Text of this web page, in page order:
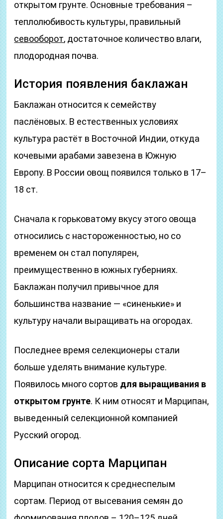
открытом грунте. Основные требования –
теплолюбивость культуры, правильный
севооборот, достаточное количество влаги,
плодородная почва.
История появления баклажан
Баклажан относится к семейству
паслёновых. В естественных условиях
культура растёт в Восточной Индии, откуда
кочевыми арабами завезена в Южную
Европу. В России овощ появился только в 17–
18 ст.
Сначала к горьковатому вкусу этого овоща
относились с настороженностью, но со
временем он стал популярен,
преимущественно в южных губерниях.
Баклажан получил привычное для
большинства название — «синенькие» и
культуру начали выращивать на огородах.
Последнее время селекционеры стали
больше уделять внимание культуре.
Появилось много сортов для выращивания в
открытом грунте. К ним относят и Марципан,
выведенный селекционной компанией
Русский огород.
Описание сорта Марципан
Марципан относится к среднеспелым
сортам. Период от высевания семян до